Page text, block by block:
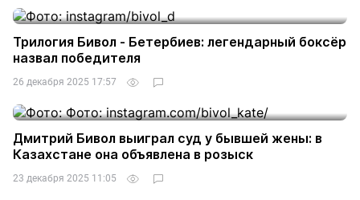
Трилогия Бивол - Бетербиев: легендарный боксёр
назвал победителя
26 декабря 2025 17:57
Дмитрий Бивол выиграл суд у бывшей жены: в
Казахстане она объявлена в розыск
23 декабря 2025 11:05